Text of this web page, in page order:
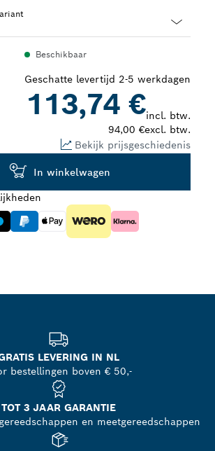
Beschikbaar
Geschatte levertijd 2-5 werkdagen
113,74 €incl. btw.
94,00 €excl. btw.
Bekijk prijsgeschiedenis
In winkelwagen
LEVERING IN NL
bestellingen boven € 50,-
TOT 3 JAAR GARANTIE
en meetgereedschappen